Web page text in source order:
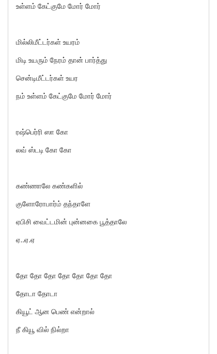
உள்ளம் கேட்குமே மோர் மோர்
மில்லிமீட்டர்கள் உயரம்
மிடி உயரும் நேரம் தான் பார்த்து
சென்டிமீட்டர்கள் உயர
நம் உள்ளம் கேட்குமே மோர் மோர்
ரஷ்பெர்ரி ஸா கோ
லவ் ஸ்டடி கோ கோ
கண்ணாலே கண்களில்
குளோரோபார்ம் தந்தாளே
ஏபிசி வைட்டமின் புன்னகை பூத்தாலே
ஏ..ஏ.ஏ
தோ தோ தோ தோ தோ தோ தோ
தோடா தோடா
கியூட் ஆன பெண் என்றால்
நீ கியூ வில் நில்றா